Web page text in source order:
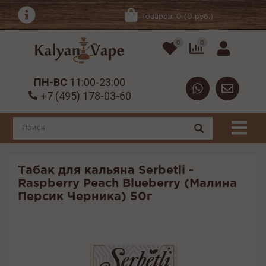
Товаров: 0 (0 руб.)
0 0
ПН-ВС 11:00-23:00
+7 (495) 178-03-60
Табак для кальяна Serbetli -
Raspberry Peach Blueberry (Малина
Персик Черника) 50г